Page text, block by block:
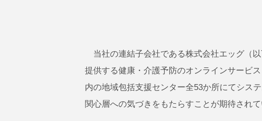
当社の連結子会社である株式会社エッグ（
提供する健康・介護予防のオンラインサービ
内の地域包括支援センター全53か所にてシス
関心層への気づきをもたらすことが期待されて